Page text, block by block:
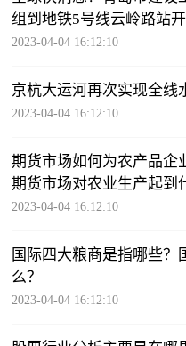
组到地铁5号线云岭路站
2023-04-04 16:12:10
京杭大运河再次实现全线
2023-04-04 16:12:10
期货市场如何为农产品企
期货市场对农业生产起到
2023-04-04 16:12:10
国际四大粮商是指哪些
么？
2023-04-04 16:12:10